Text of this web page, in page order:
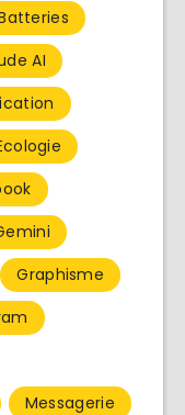
AI
Graphisme
Messagerie